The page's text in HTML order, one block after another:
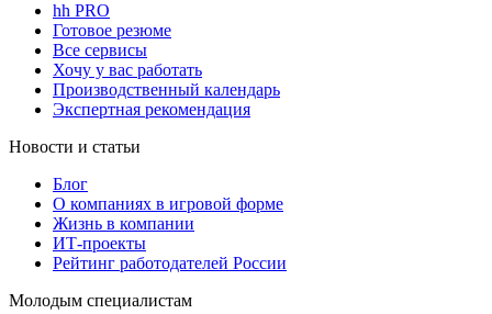
hh PRO
Готовое резюме
Все сервисы
Хочу у вас работать
Производственный календарь
Экспертная рекомендация
Новости и статьи
Блог
О компаниях в игровой форме
Жизнь в компании
ИТ-проекты
Рейтинг работодателей России
Молодым специалистам